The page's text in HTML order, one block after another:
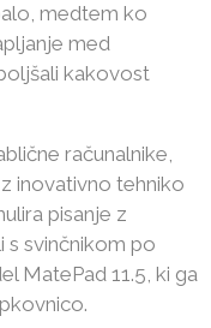
medtem ko
med
kakovost
računalnike,
inovativno tehniko
pisanje z
s svinčnikom po
MatePad 11.5, ki ga